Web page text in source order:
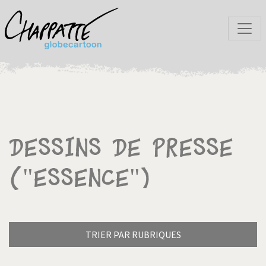
Dessins de presse
("Essence")
TRIER PAR RUBRIQUES